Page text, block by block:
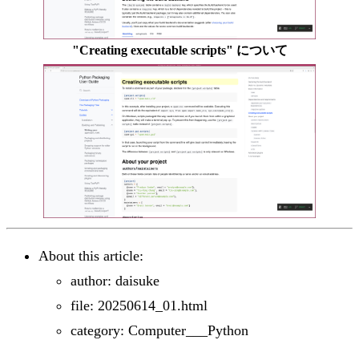
"Creating executable scripts" について
About this article:
author: daisuke
file: 20250614_01.html
category: Computer___Python